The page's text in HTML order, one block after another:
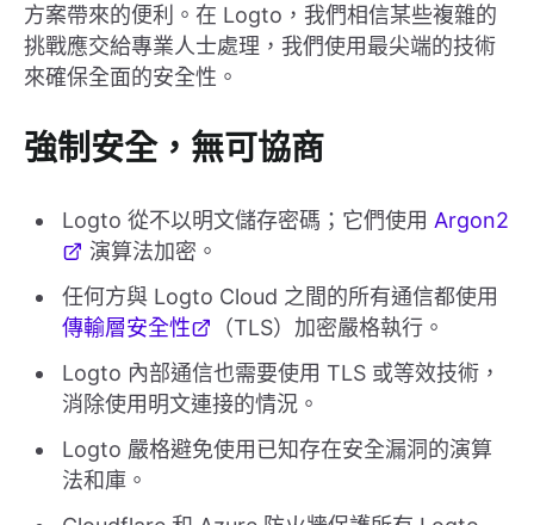
方案帶來的便利。在 Logto，我們相信某些複雜的
挑戰應交給專業人士處理，我們使用最尖端的技術
來確保全面的安全性。
強制安全，無可協商
Logto 從不以明文儲存密碼；它們使用 Argon2
演算法加密。
任何方與 Logto Cloud 之間的所有通信都使用
傳輸層安全性
（TLS）加密嚴格執行。
Logto 內部通信也需要使用 TLS 或等效技術，
消除使用明文連接的情況。
Logto 嚴格避免使用已知存在安全漏洞的演算
法和庫。